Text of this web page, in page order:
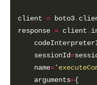
client = boto3.
response = client .
    sessionId
=
    name
=
    arguments
=